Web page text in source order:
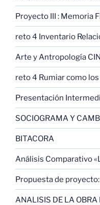
Proyecto III : Memoria
reto 4 Inventario
Arte y Antropología
reto 4 Rumiar como
Presentación
SOCIOGRAMA Y
BITACORA
Análisis Comparativo
Propuesta de
ANALISIS DE LA OBRA